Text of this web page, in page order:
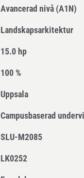
Avancerad nivå (A1N)
Landskapsarkitektur
15.0 hp
100 %
Uppsala
Campusbaserad
SLU-M2085
LK0252